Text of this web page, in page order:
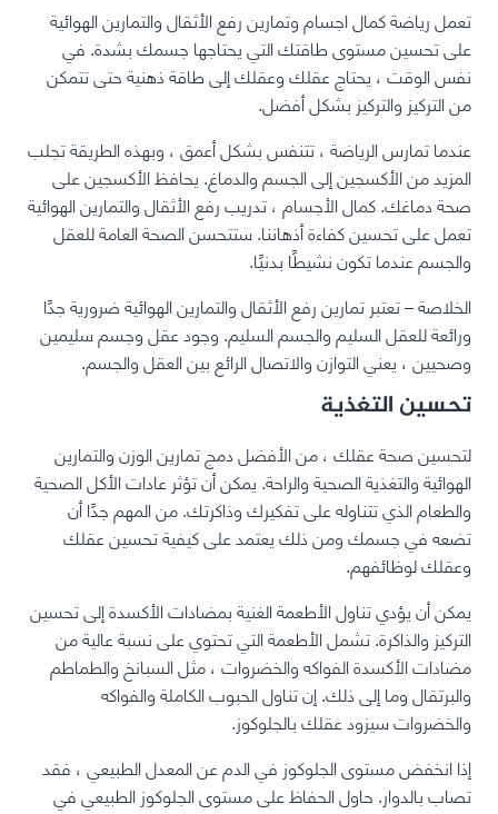
تعمل رياضة كمال اجسام وتمارين رفع الأثقال والتمارين الهوائية
على تحسين مستوى طاقتك التي يحتاجها جسمك بشدة. في
نفس الوقت ، يحتاج عقلك وعقلك إلى طاقة ذهنية حتى تتمكن
من التركيز والتركيز بشكل أفضل.
عندما تمارس الرياضة ، تتنفس بشكل أعمق ، وبهذه الطريقة تجلب
المزيد من الأكسجين إلى الجسم والدماغ. يحافظ الأكسجين على
صحة دماغك. كمال الأجسام ، تدريب رفع الأثقال والتمارين الهوائية
تعمل على تحسين كفاءة أذهاننا. ستتحسن الصحة العامة للعقل
والجسم عندما تكون نشيطًا بدنيًا.
الخلاصة – تعتبر تمارين رفع الأثقال والتمارين الهوائية ضرورية جدًا
ورائعة للعقل السليم والجسم السليم. وجود عقل وجسم سليمين
وصحيين ، يعني التوازن والاتصال الرائع بين العقل والجسم.
تحسين التغذية
لتحسين صحة عقلك ، من الأفضل دمج تمارين الوزن والتمارين
الهوائية والتغذية الصحية والراحة. يمكن أن تؤثر عادات الأكل الصحية
والطعام الذي تتناوله على تفكيرك وذاكرتك. من المهم جدًا أن
تضعه في جسمك ومن ذلك يعتمد على كيفية تحسين عقلك
وعقلك لوظائفهم.
يمكن أن يؤدي تناول الأطعمة الغنية بمضادات الأكسدة إلى تحسين
التركيز والذاكرة. تشمل الأطعمة التي تحتوي على نسبة عالية من
مضادات الأكسدة الفواكه والخضروات ، مثل السبانخ والطماطم
والبرتقال وما إلى ذلك. إن تناول الحبوب الكاملة والفواكه
والخضروات سيزود عقلك بالجلوكوز.
إذا انخفض مستوى الجلوكوز في الدم عن المعدل الطبيعي ، فقد
تصاب بالدوار. حاول الحفاظ على مستوى الجلوكوز الطبيعي في